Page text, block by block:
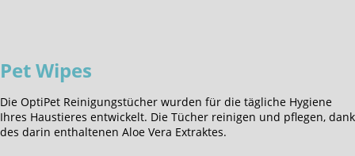
Pet Wipes
Die OptiPet Reinigungstücher wurden für die tägliche Hygiene
Ihres Haustieres entwickelt. Die Tücher reinigen und pflegen, dank
des darin enthaltenen Aloe Vera Extraktes.